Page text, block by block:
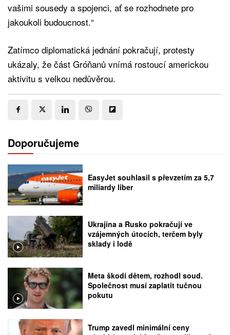
vašimi sousedy a spojenci, ať se rozhodnete pro
jakoukoli budoucnost.“
Zatímco diplomatická jednání pokračují, protesty
ukázaly, že část Gróňanů vnímá rostoucí americkou
aktivitu s velkou nedůvěrou.
Doporučujeme
EasyJet souhlasil s převzetím za 5,7
miliardy liber
Ukrajina a Rusko pokračují ve
vzájemných útocích, terčem byly
sklady i lodě
Meta škodí dětem, rozhodl soud.
Společnost musí zaplatit tučnou
pokutu
Trump zavedl minimální ceny